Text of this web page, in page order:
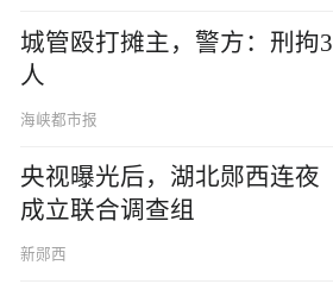
城管殴打摊主，警方：刑拘3
人
海峡都市报
央视曝光后，湖北郧西连夜
成立联合调查组
新郧西